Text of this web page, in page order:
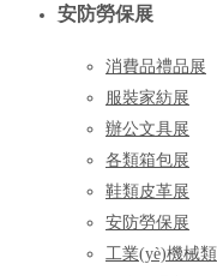
安防勞保展
消費品禮品展
服裝家紡展
辦公文具展
各類箱包展
鞋類皮革展
安防勞保展
工業(yè)機械類